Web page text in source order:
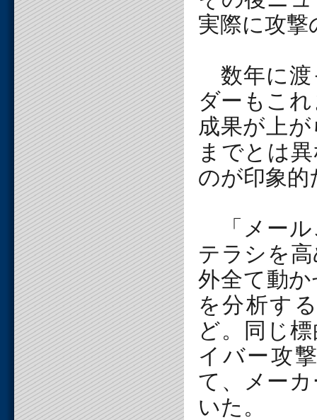
実際に攻
数年に渡
ダーもこ
成果が上
までとは
のが印象的
「メール
テラシを
外全て動
を分析す
ど。同じ
イバー攻
て、メー
いた。